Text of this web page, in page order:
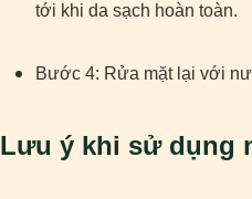
tới khi da sạch hoàn toàn.
Bước 4: Rửa mặt lại với
Lưu ý khi sử dụng